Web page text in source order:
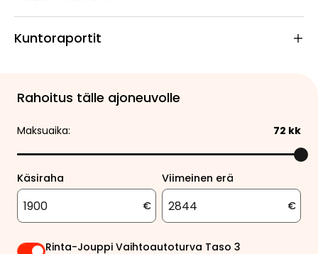
Kuntoraportit
Rahoitus tälle ajoneuvolle
Maksuaika: 72 kk
Käsiraha
€
Viimeinen erä
€
Rinta-Jouppi Vaihtoautoturva Taso 3